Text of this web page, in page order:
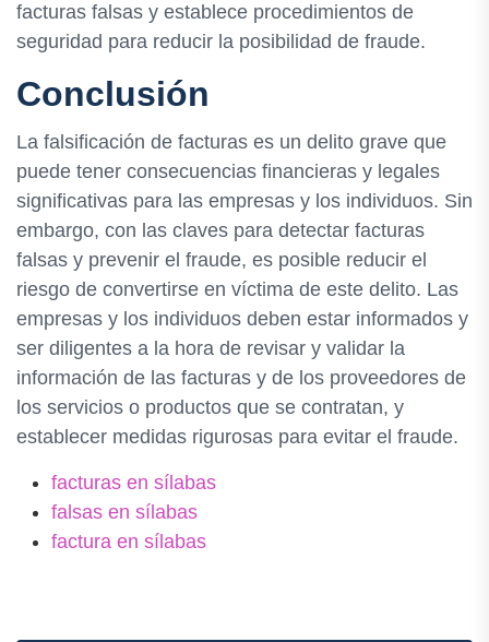
facturas falsas y establece procedimientos de
seguridad para reducir la posibilidad de fraude.
Conclusión
La falsificación de facturas es un delito grave que
puede tener consecuencias financieras y legales
significativas para las empresas y los individuos. Sin
embargo, con las claves para detectar facturas
falsas y prevenir el fraude, es posible reducir el
riesgo de convertirse en víctima de este delito. Las
empresas y los individuos deben estar informados y
ser diligentes a la hora de revisar y validar la
información de las facturas y de los proveedores de
los servicios o productos que se contratan, y
establecer medidas rigurosas para evitar el fraude.
facturas en sílabas
falsas en sílabas
factura en sílabas